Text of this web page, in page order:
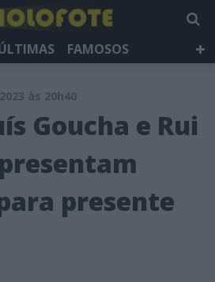
FAMOSOS
TV
NEWSLETTER
às 20h40
Goucha e Rui
presente